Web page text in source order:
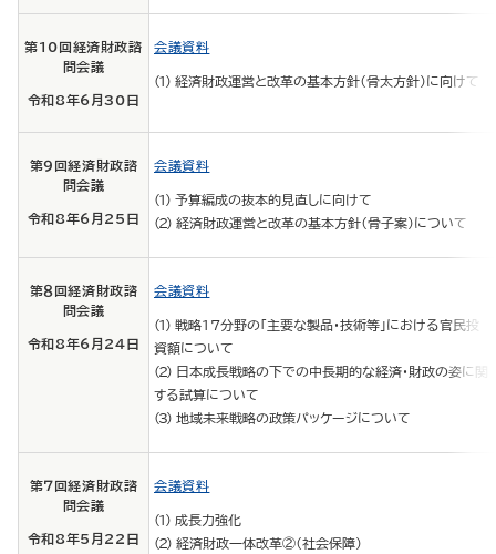
第10回経済財政諮
問会議
令和8年6月30日
会議資料
経済財政運営と改革の基本方針（骨太方針）に向けて
第９回経済財政諮
問会議
令和8年6月25日
会議資料
予算編成の抜本的見直しに向けて
経済財政運営と改革の基本方針（骨子案）について
第８回経済財政諮
問会議
令和8年6月24日
会議資料
戦略17分野の「主要な製品・技術等」における官民投
資額について
日本成長戦略の下での中長期的な経済・財政の姿に関
する試算について
地域未来戦略の政策パッケージについて
第７回経済財政諮
問会議
令和8年5月22日
会議資料
成長力強化
経済財政一体改革②（社会保障）